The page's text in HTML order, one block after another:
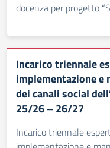
docenza per progetto
Incarico triennale
implementazione e
dei canali social
25/26 – 26/27
Incarico triennale